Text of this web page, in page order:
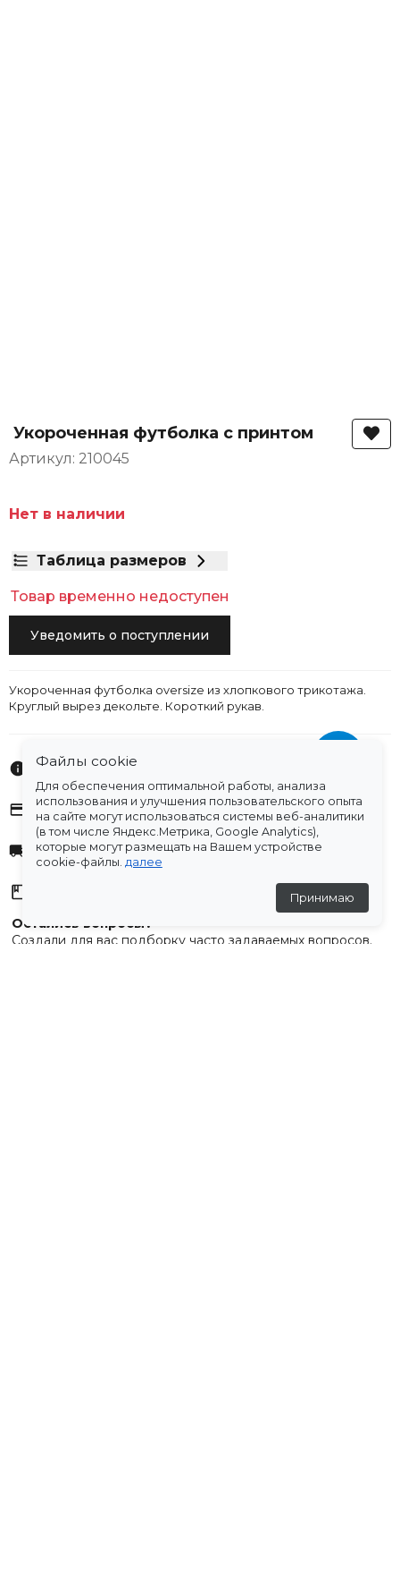
Укороченная футболка с принтом
Артикул: 210045
Нет в наличии
Таблица размеров
Товар временно недоступен
Уведомить о поступлении
Укороченная футболка oversize из хлопкового трикотажа.
Круглый вырез декольте. Короткий рукав.
Характеристики
Оплата
Доставка
Остались вопросы?
Создали для вас подборку часто задаваемых вопросов.
Файлы cookie
Для обеспечения оптимальной работы, анализа
использования и улучшения пользовательского опыта
на сайте могут использоваться системы веб-аналитики
(в том числе Яндекс.Метрика, Google Analytics),
которые могут размещать на Вашем устройстве
cookie-файлы. далее
Принимаю